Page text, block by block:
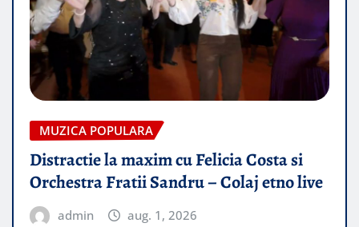
MUZICA POPULARA
Distractie la maxim cu Felicia Costa si
Orchestra Fratii Sandru – Colaj etno live
admin aug. 1, 2026